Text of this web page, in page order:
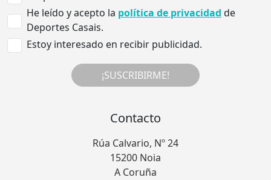
He leído y acepto la política de privacidad de
Deportes Casais.
Estoy interesado en recibir publicidad.
¡SUSCRIBIRME!
Contacto
Rúa Calvario, Nº 24
15200 Noia
A Coruña